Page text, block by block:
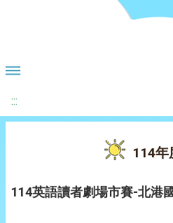
:::
114年
114英語讀者劇場市賽-北港